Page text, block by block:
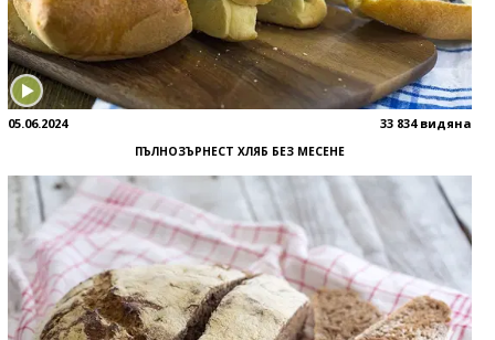
05.06.2024 33 834 видяна
ПЪЛНОЗЪРНЕСТ ХЛЯБ БЕЗ МЕСЕНЕ